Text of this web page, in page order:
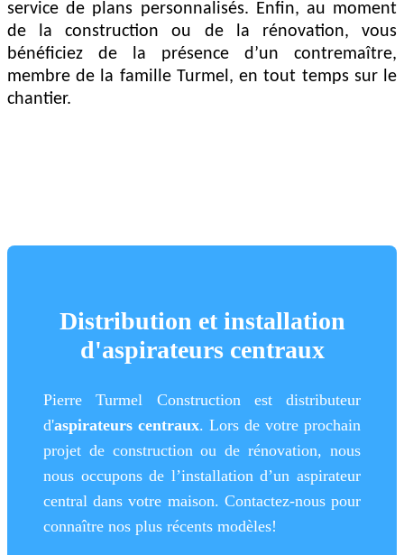
service de plans personnalisés. Enfin, au moment
de la construction ou de la rénovation, vous
bénéficiez de la présence d’un contremaître,
membre de la famille Turmel, en tout temps sur le
chantier.
Distribution et installation
d'aspirateurs centraux
Pierre Turmel Construction est distributeur
d'aspirateurs centraux. Lors de votre prochain
projet de construction ou de rénovation, nous
nous occupons de l’installation d’un aspirateur
central dans votre maison. Contactez-nous pour
connaître nos plus récents modèles!